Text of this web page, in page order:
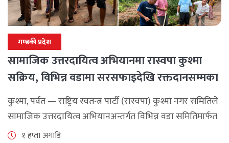
गण्डकी प्रदेश
सामाजिक उत्तरदायित्व अभियानमा रास्वपा कुश्मा
सक्रिय, विभिन्न वडामा सरसफाइदेखि रक्तदानसम्मका
कार्यक्रम
कुश्मा, पर्वत — राष्ट्रिय स्वतन्त्र पार्टी (रास्वपा) कुश्मा नगर समितिले
सामाजिक उत्तरदायित्व अभियानअन्तर्गत विभिन्न वडा समितिमार्फत
समुदाय केन्द्रित र सेवामूलक कार्यक्रम सञ्चालन गरिरहेको जनाएको
१ हप्ता अगाडि